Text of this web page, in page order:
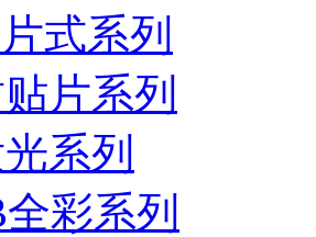
式系列
片系列
系列
彩系列